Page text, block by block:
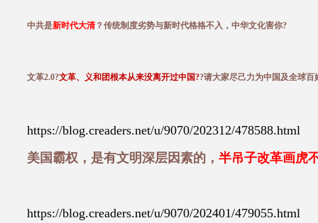
中共是新时代大清 ？传统制度劣势与新时代格格不入，中华文化害你?
文革2.0?文革、义和团根本从来没离开过中国??请大家尽己力为中国及全球百
https://blog.creaders.net/u/9070/202312/478588.html
美国霸权，是有文明深层因素的， 半吊子改革画虎
https://blog.creaders.net/u/9070/202401/479055.html